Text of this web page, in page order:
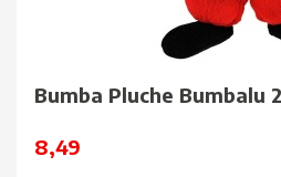
Bumba Pluche Bumbalu
8,49